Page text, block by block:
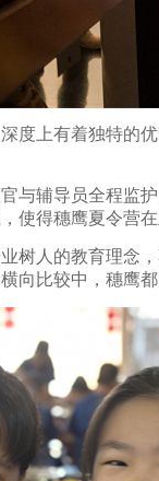
上有着独特的
辅导员全程监
使得穗鹰夏令营
人的教育理念
比较中，穗鹰